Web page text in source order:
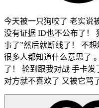
今天被一只狗咬了 老实说
没有证据 ID也不公布了！
事了”然后就断线了！ 不
很多人都知道什么意思了
了！ 轮到跟我对战 手卡发
对方就不喜欢了 又被它骂